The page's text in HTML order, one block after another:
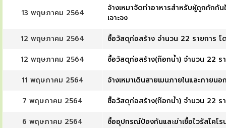
13 พฤษภาคม 2564
จ้างเหมาจัดทำอาหารสำหรับผู้ถูกกักกั
เจาะจง
12 พฤษภาคม 2564
ซื้อวัสดุก่อสร้าง จำนวน 22 รายการ โด
12 พฤษภาคม 2564
ซื้อวัสดุก่อสร้าง(ก๊อกน้ำ) จำนวน 22 รา
11 พฤษภาคม 2564
จ้างเหมาเดินสายเมนภายในและภาย
7 พฤษภาคม 2564
ซื้อวัสดุก่อสร้าง(ก๊อกน้ำ) จำนวน 22 รา
6 พฤษภาคม 2564
ซื้ออุปกรณ์ป้องกันและฆ่าเชื้อไวรัสโคโร